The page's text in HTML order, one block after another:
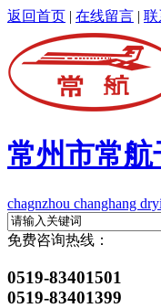
返回首页 | 在线留言 | 联
常州市常航
chagnzhou changhang
免费咨询热线：
0519-83401501
0519-83401399